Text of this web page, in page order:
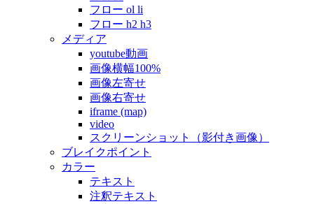
フロー ol li
フロー h2 h3
メディア
youtube動画
画像横幅100%
画像左寄せ
画像右寄せ
iframe (map)
video
スクリーンショット（影付き画像）
ブレイクポイント
カラー
テキスト
注釈テキスト